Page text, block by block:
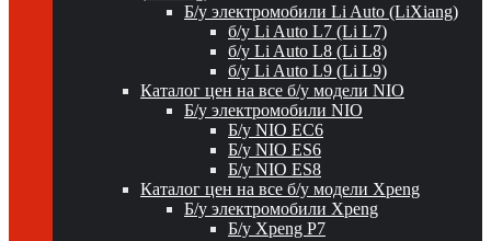
Б/у электромобили Li Auto (LiXiang)
б/у Li Auto L7 (Li L7)
б/у Li Auto L8 (Li L8)
б/у Li Auto L9 (Li L9)
Каталог цен на все б/у модели NIO
Б/у электромобили NIO
Б/у NIO EC6
Б/у NIO ES6
Б/у NIO ES8
Каталог цен на все б/у модели Xpeng
Б/у электромобили Xpeng
Б/у Xpeng P7